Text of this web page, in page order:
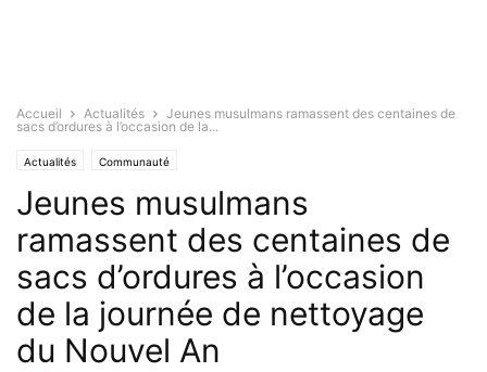
Accueil Actualités
Jeunes musulmans ramassent des centaines de
sacs d’ordures à l’occasion de la...
Actualités Communauté
Jeunes musulmans
ramassent des centaines de
sacs d’ordures à l’occasion
de la journée de nettoyage
du Nouvel An